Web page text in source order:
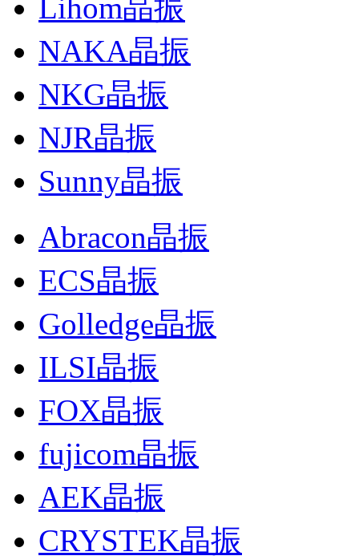
Lihom晶振
NAKA晶振
NKG晶振
NJR晶振
Sunny晶振
Abracon晶振
ECS晶振
Golledge晶振
ILSI晶振
FOX晶振
fujicom晶振
AEK晶振
CRYSTEK晶振